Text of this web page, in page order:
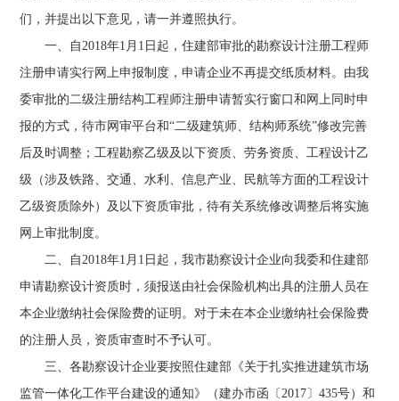
们，并提出以下意见，请一并遵照执行。
一、自2018年1月1日起，住建部审批的勘察设计注册工程师
注册申请实行网上申报制度，申请企业不再提交纸质材料。由我
委审批的二级注册结构工程师注册申请暂实行窗口和网上同时申
报的方式，待市网审平台和“二级建筑师、结构师系统”修改完善
后及时调整；工程勘察乙级及以下资质、劳务资质、工程设计乙
级（涉及铁路、交通、水利、信息产业、民航等方面的工程设计
乙级资质除外）及以下资质审批，待有关系统修改调整后将实施
网上审批制度。
二、自2018年1月1日起，我市勘察设计企业向我委和住建部
申请勘察设计资质时，须报送由社会保险机构出具的注册人员在
本企业缴纳社会保险费的证明。对于未在本企业缴纳社会保险费
的注册人员，资质审查时不予认可。
三、各勘察设计企业要按照住建部《关于扎实推进建筑市场
监管一体化工作平台建设的通知》（建办市函〔2017〕435号）和